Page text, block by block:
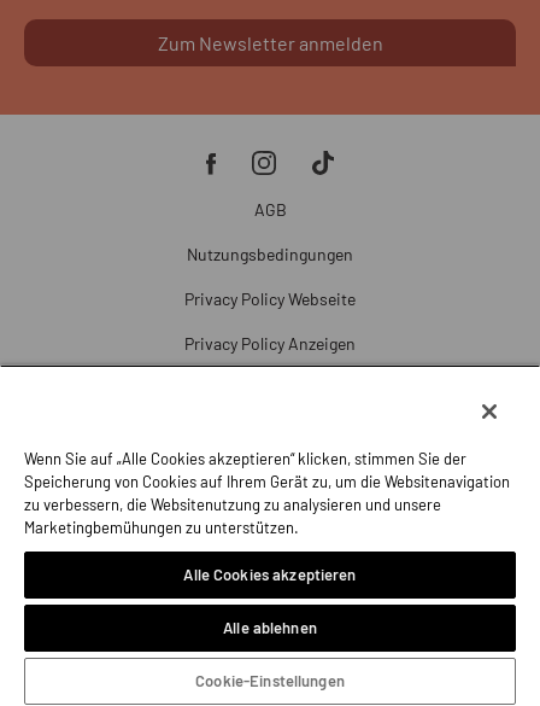
Zum Newsletter anmelden
AGB
Nutzungsbedingungen
Privacy Policy Webseite
Privacy Policy Anzeigen
Beschwerde
Impressum
Wenn Sie auf „Alle Cookies akzeptieren“ klicken, stimmen Sie der
Speicherung von Cookies auf Ihrem Gerät zu, um die Websitenavigation
zu verbessern, die Websitenutzung zu analysieren und unsere
Marketingbemühungen zu unterstützen.
Alle Cookies akzeptieren
Alle ablehnen
Cookie-Einstellungen